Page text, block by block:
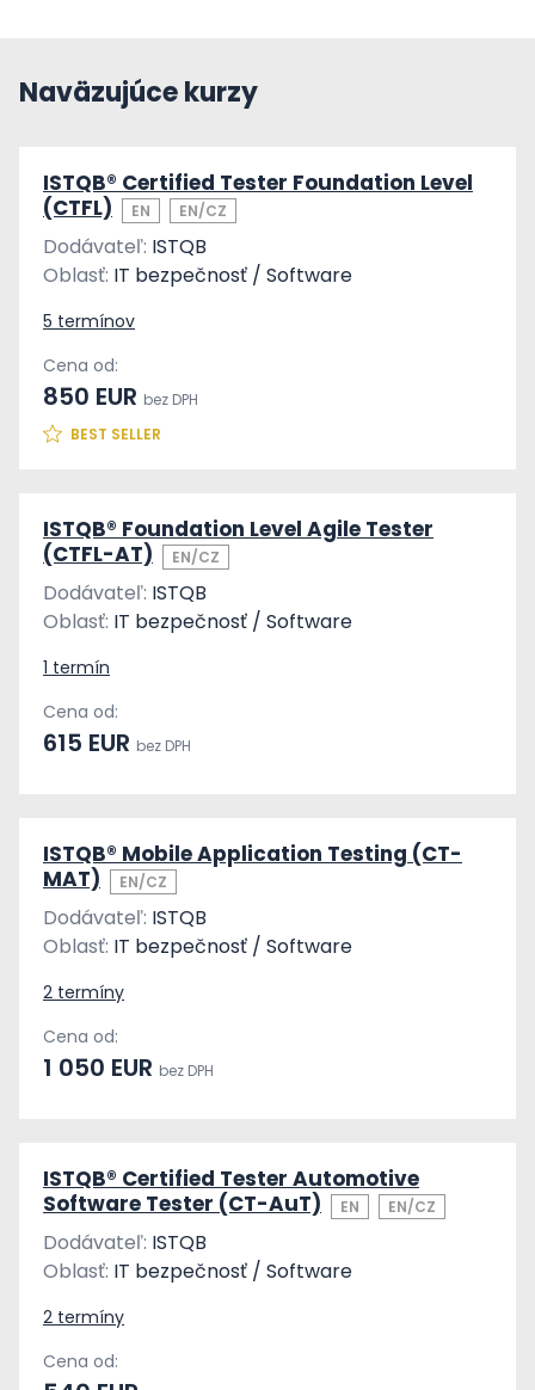
Naväzujúce kurzy
ISTQB® Certified Tester Foundation Level
(CTFL)
EN EN/CZ
Dodávateľ: ISTQB
Oblasť: IT bezpečnosť / Software
5 termínov
Cena od:
850 EUR bez DPH
BEST SELLER
ISTQB® Foundation Level Agile Tester
(CTFL-AT)
EN/CZ
Dodávateľ: ISTQB
Oblasť: IT bezpečnosť / Software
1 termín
Cena od:
615 EUR bez DPH
ISTQB® Mobile Application Testing (CT-
MAT)
EN/CZ
Dodávateľ: ISTQB
Oblasť: IT bezpečnosť / Software
2 termíny
Cena od:
1 050 EUR bez DPH
ISTQB® Certified Tester Automotive
Software Tester (CT-AuT)
EN EN/CZ
Dodávateľ: ISTQB
Oblasť: IT bezpečnosť / Software
2 termíny
Cena od: